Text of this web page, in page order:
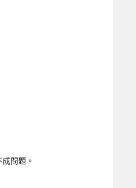
問題。